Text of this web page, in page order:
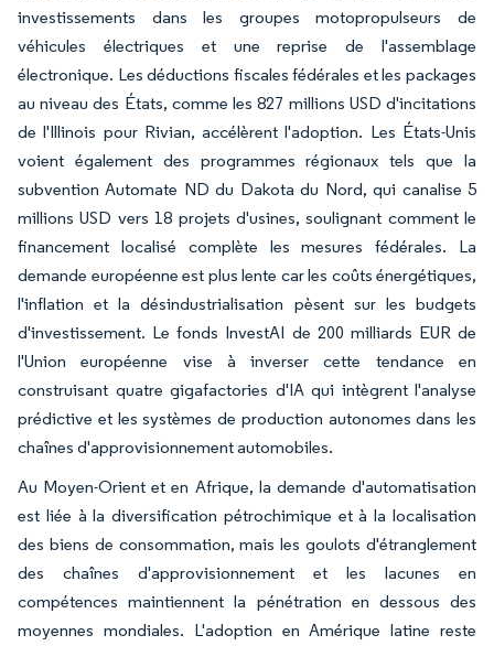
investissements dans les groupes motopropulseurs de
véhicules électriques et une reprise de l'assemblage
électronique. Les déductions fiscales fédérales et les packages
au niveau des États, comme les 827 millions USD d'incitations
de l'Illinois pour Rivian, accélèrent l'adoption. Les États-Unis
voient également des programmes régionaux tels que la
subvention Automate ND du Dakota du Nord, qui canalise 5
millions USD vers 18 projets d'usines, soulignant comment le
financement localisé complète les mesures fédérales. La
demande européenne est plus lente car les coûts énergétiques,
l'inflation et la désindustrialisation pèsent sur les budgets
d'investissement. Le fonds InvestAI de 200 milliards EUR de
l'Union européenne vise à inverser cette tendance en
construisant quatre gigafactories d'IA qui intègrent l'analyse
prédictive et les systèmes de production autonomes dans les
chaînes d'approvisionnement automobiles.
Au Moyen-Orient et en Afrique, la demande d'automatisation
est liée à la diversification pétrochimique et à la localisation
des biens de consommation, mais les goulots d'étranglement
des chaînes d'approvisionnement et les lacunes en
compétences maintiennent la pénétration en dessous des
moyennes mondiales. L'adoption en Amérique latine reste